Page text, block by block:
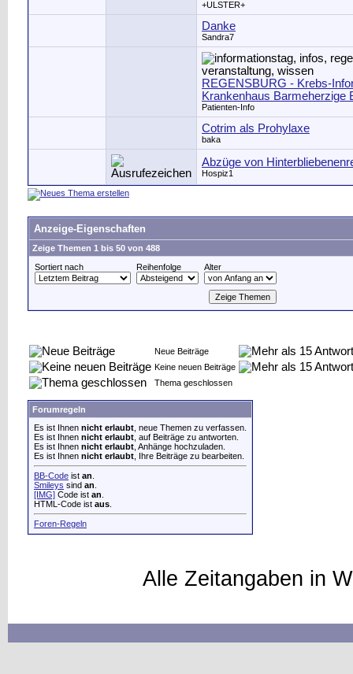
+ULSTER+
Danke
Sandra7
REGENSBURG - Krebs-
Krankenhaus Barmeherzige
Patienten-Info
Cotrim als Prohylaxe
baka
Abzüge von
Hospiz1
Anzeige-Eigenschaften
Zeige Themen 1 bis 50 von 488
Sortiert nach
Reihenfolge Alter
Neue Beiträge
Keine neuen Beiträge
Thema geschlossen
Forumregeln
Es ist Ihnen nicht erlaubt , neue Themen zu verfassen.
Es ist Ihnen nicht erlaubt , auf Beiträge zu antworten.
Es ist Ihnen nicht erlaubt , Anhänge hochzuladen.
Es ist Ihnen nicht erlaubt , Ihre Beiträge zu bearbeiten.
BB-Code ist an
Smileys sind an
[IMG] Code ist an
HTML-Code ist aus
Foren-Regeln
Alle Zeitangaben in